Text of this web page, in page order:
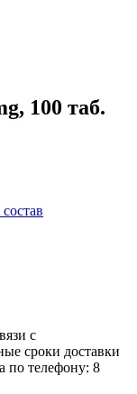
100 таб.
с
сроки доставки
по телефону: 8